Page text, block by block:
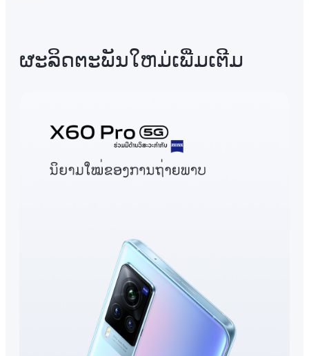
ຜະລິດຕະພັນໃຫມ່ເພີ່ມເຕີມ